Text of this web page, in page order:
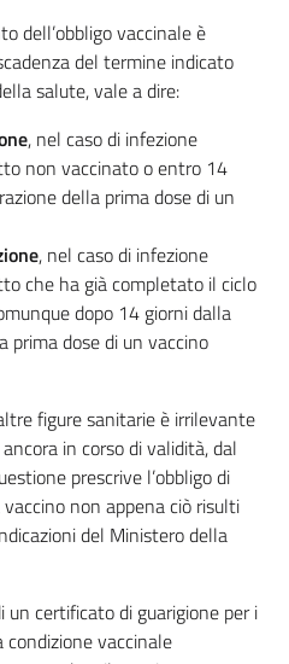
dell’obbligo vaccinale è
del termine indicato
salute, vale a dire:
, nel caso di infezione
non vaccinato o entro 14
della prima dose di un
, nel caso di infezione
che ha già completato il ciclo
dopo 14 giorni dalla
prima dose di un vaccino
figure sanitarie è irrilevante
in corso di validità, dal
prescrive l’obbligo di
non appena ciò risulti
del Ministero della
un certificato di guarigione per i
condizione vaccinale